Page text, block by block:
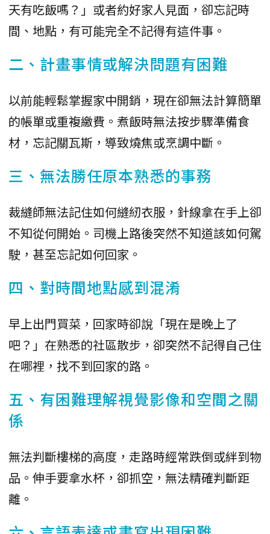
天有吃飯嗎？」或者約好家人見面，卻忘記時
間、地點，有可能完全不記得有這件事。
二、計畫事情或解決問題有困難
以前能輕鬆掌握家中開銷，現在卻無法計算簡單
的帳單或重複繳費。煮飯時無法按步驟準備食
材，忘記關瓦斯，導致燒焦或烹調中斷。
三、無法勝任原本熟悉的事務
裁縫師無法記住如何縫紉衣服，針線拿在手上卻
不知從何開始。司機上路後突然不知道該如何駕
駛，甚至忘記如何回家。
四、對時間地點感到混淆
早上出門買菜，回家時卻說「現在是晚上了
吧？」在熟悉的社區散步，卻突然不記得自己住
在哪裡，找不到回家的路。
五、有困難理解視覺影像和空間之關
係
無法判斷樓梯的高度，走路時經常跌倒或絆到物
品。伸手要拿水杯，卻抓空，無法精確判斷距
離。